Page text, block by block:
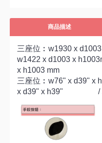
商品描述
三座位︰w1930 x
w1422 x d1003 x
x h1003 mm
三座位︰w76" x
x d39" x h39" / 單